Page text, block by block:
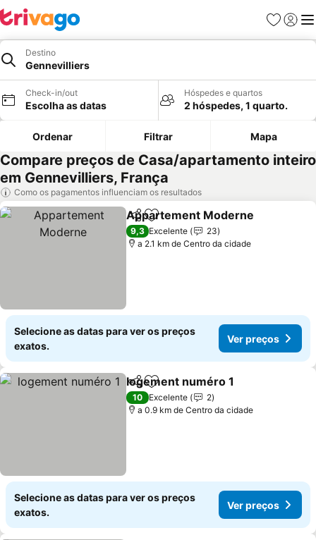
Favoritos
Iniciar
Destino
Gennevilliers
Check-in/out
Escolha as datas
Hóspedes e quartos
2 hóspedes, 1 quarto.
Ordenar Filtrar Mapa
Compare preços de Casa/apartamento inteiro
em Gennevilliers, França
Como os pagamentos influenciam os resultados
PartilharAdicionar aos favoritos
Appartement Moderne
9,3 Excelente
23
a 2.1 km de Centro da cidade
Selecione as datas para ver os preços
exatos.
Ver preços
PartilharAdicionar aos favoritos
logement numéro 1
10 Excelente
2
a 0.9 km de Centro da cidade
Selecione as datas para ver os preços
exatos.
Ver preços